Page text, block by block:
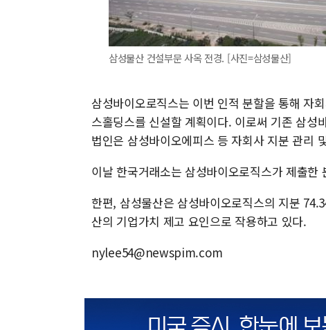
삼성물산 건설부문 사옥 전경. [사진=삼성물산]
삼성바이오로직스는 이번 인적 분할을 통해 자
스홀딩스를 신설할 계획이다. 이로써 기존 삼성
법인은 삼성바이오에피스 등 자회사 지분 관리
이날 한국거래소는 삼성바이오로직스가 제출
한편, 삼성물산은 삼성바이오로직스의 지분
산의 기업가치 제고 요인으로 작용하고 있다.
nylee54@newspim.com